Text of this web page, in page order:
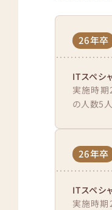
26年卒
ITスペシ
実施時期
の人数5
26年卒
ITスペシ
実施時期